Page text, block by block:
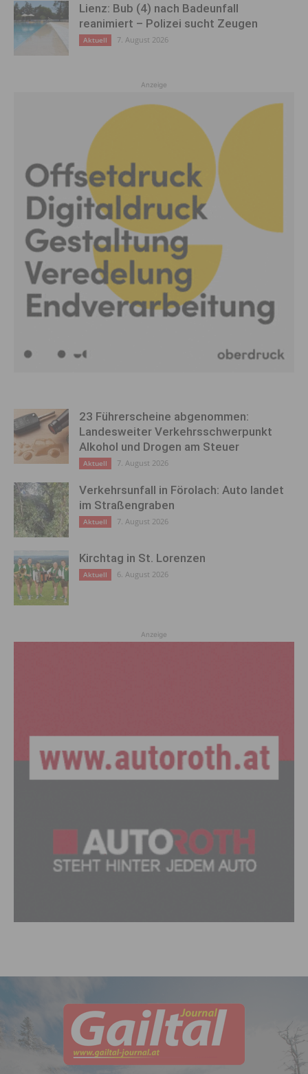
Lienz: Bub (4) nach Badeunfall
reanimiert – Polizei sucht Zeugen
Aktuell 7. August 2026
Anzeige
23 Führerscheine abgenommen:
Landesweiter Verkehrsschwerpunkt
Alkohol und Drogen am Steuer
Aktuell 7. August 2026
Verkehrsunfall in Förolach: Auto landet
im Straßengraben
Aktuell 7. August 2026
Kirchtag in St. Lorenzen
Aktuell 6. August 2026
Anzeige